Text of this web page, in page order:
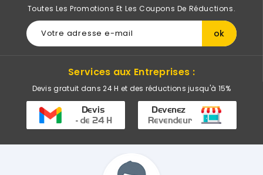
Toutes Les Promotions Et Les Coupons De Réductions.
Services aux Entreprises :
Devis gratuit dans 24 H et des réductions jusqu'à 15%